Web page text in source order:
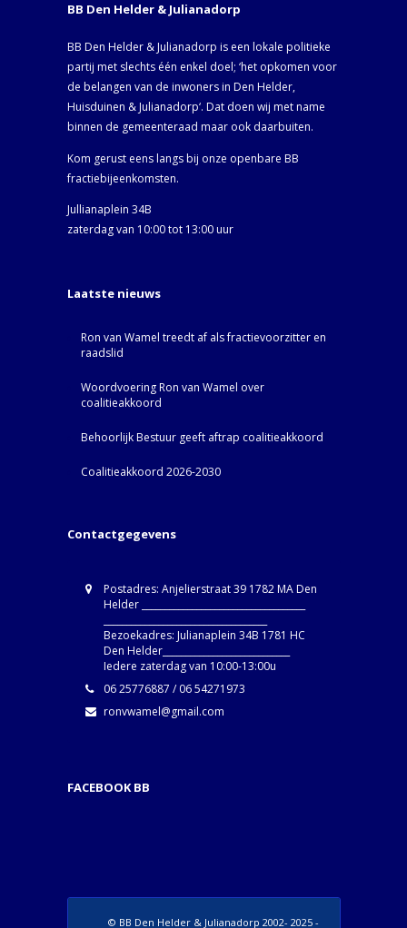
BB Den Helder & Julianadorp
BB Den Helder & Julianadorp is een lokale politieke
partij met slechts één enkel doel; ‘het opkomen voor
de belangen van de inwoners in Den Helder,
Huisduinen & Julianadorp‘. Dat doen wij met name
binnen de gemeenteraad maar ook daarbuiten.
Kom gerust eens langs bij onze openbare BB
fractiebijeenkomsten.
Jullianaplein 34B
zaterdag van 10:00 tot 13:00 uur
Laatste nieuws
Ron van Wamel treedt af als fractievoorzitter en
raadslid
Woordvoering Ron van Wamel over
coalitieakkoord
Behoorlijk Bestuur geeft aftrap coalitieakkoord
Coalitieakkoord 2026-2030
Contactgegevens
Postadres: Anjelierstraat 39 1782 MA Den
Helder ____________________________________
Bezoekadres: Julianaplein 34B 1781 HC
Den Helder____________________________
Iedere zaterdag van 10:00-13:00u
06 25776887 / 06 54271973
ronvwamel@gmail.com
FACEBOOK BB
© BB Den Helder & Julianadorp 2002- 2025 -